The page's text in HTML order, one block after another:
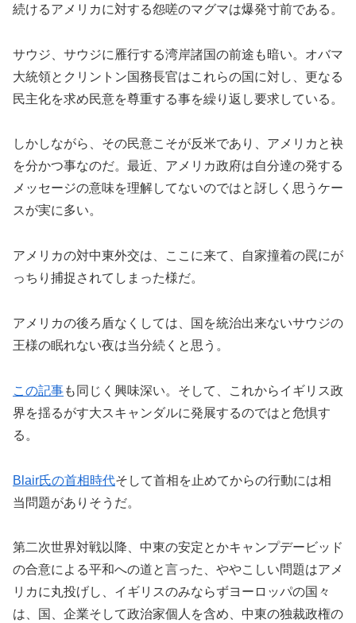
続けるアメリカに対する怨嗟のマグマは爆発寸前である。
サウジ、サウジに雁行する湾岸諸国の前途も暗い。オバマ
大統領とクリントン国務長官はこれらの国に対し、更なる
民主化を求め民意を尊重する事を繰り返し要求している。
しかしながら、その民意こそが反米であり、アメリカと袂
を分かつ事なのだ。最近、アメリカ政府は自分達の発する
メッセージの意味を理解してないのではと訝しく思うケー
スが実に多い。
アメリカの対中東外交は、ここに来て、自家撞着の罠にが
っちり捕捉されてしまった様だ。
アメリカの後ろ盾なくしては、国を統治出来ないサウジの
王様の眠れない夜は当分続くと思う。
この記事も同じく興味深い。そして、これからイギリス政
界を揺るがす大スキャンダルに発展するのではと危惧す
る。
Blair氏の首相時代そして首相を止めてからの行動には相
当問題がありそうだ。
第二次世界対戦以降、中東の安定とかキャンプデービッド
の合意による平和への道と言った、ややこしい問題はアメ
リカに丸投げし、イギリスのみならずヨーロッパの国々
は、国、企業そして政治家個人を含め、中東の独裁政権の